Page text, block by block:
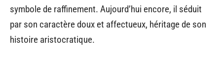
symbole de raffinement. Aujourd’hui encore, il séduit
par son caractère doux et affectueux, héritage de son
histoire aristocratique.